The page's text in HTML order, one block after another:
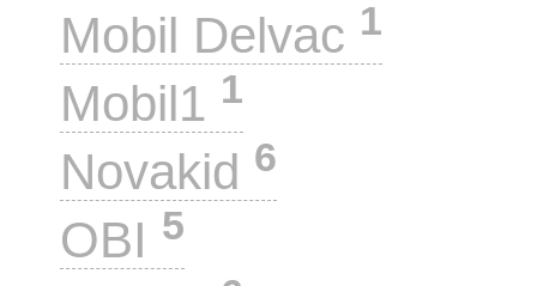
Mobil Delvac 1
Mobil1 1
Novakid 6
OBI 5